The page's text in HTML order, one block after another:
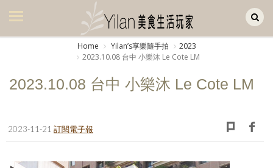
美食集
廚房集
旅遊美食集
生活風
Home Yilanʼs享樂隨手拍
2023
2023.10.08 台中 小樂沐 Le Cote LM
2023.10.08 台中 小樂沐 Le Cote LM
2023-11-21 訂閱電子報